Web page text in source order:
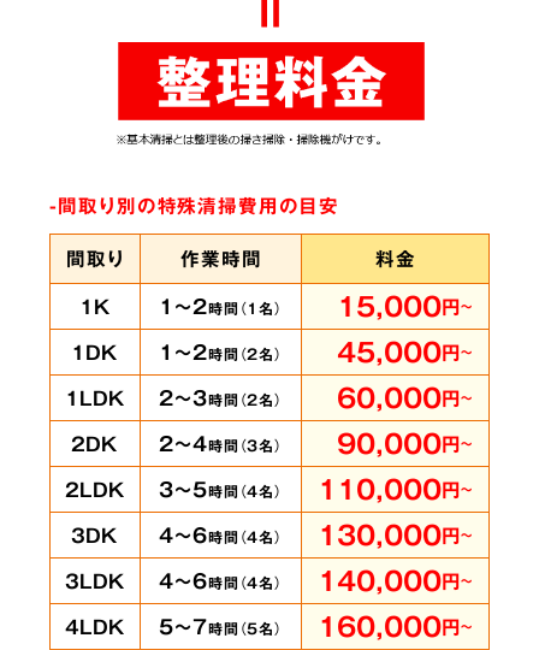
ありとあらゆる脱臭機を試したにもかかわらず
臭いが完全に取れずにお困りの時は、ぜひ当社
へご相談ください。弊社では世界最高水準のオ
います。
5 賃貸物件・ホテルの
客室も承ります
即時に
対応可能
-間取り別の特殊清掃費用の目安
間取り
作業時間
料金
1K
1～2時間（1名） 15,000円～
1DK 1～2時間（2名） 45,000円～
1LDK 2～3時間（2名） 60,000円～
2DK 2～4時間（3名） 90,000円～
2LDK 3～5時間（4名） 110,000円～
3DK 4～6時間（4名） 130,000円～
3LDK 4～6時間（4名） 140,000円～
4LDK 5～7時間（5名） 160,000円～